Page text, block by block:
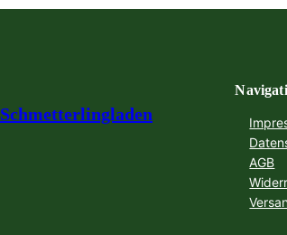
Schmetterlingladen
AGB